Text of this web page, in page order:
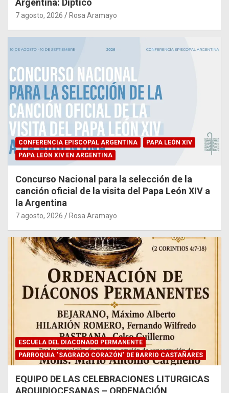
Argentina: Díptico
7 agosto, 2026 Rosa Aramayo
CONFERENCIA EPISCOPAL ARGENTINA
PAPA LEÓN XIV
PAPA LEÓN XIV EN ARGENTINA
Concurso Nacional para la selección de la
canción oficial de la visita del Papa León XIV a
la Argentina
7 agosto, 2026 Rosa Aramayo
ESCUELA DEL DIACONADO PERMANENTE
PARROQUIA "SAGRADO CORAZÓN" DE BARRIO CASTAÑARES
EQUIPO DE LAS CELEBRACIONES LITURGICAS